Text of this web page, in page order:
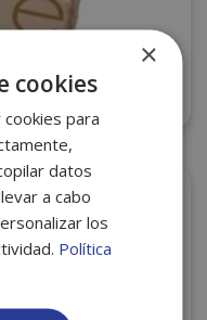
NATURAL 50U
×
cookies
para
datos
a cabo
los
Política